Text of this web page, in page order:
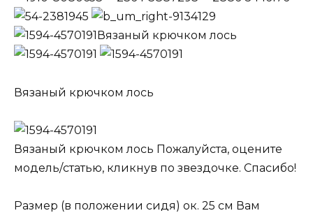
Вязаный крючком лось
Вязаный крючком лось
Вязаный крючком лось Пожалуйста, оцените
модель/статью, кликнув по звездочке. Спасибо!
Размер (в положении сидя) ок. 25 см Вам